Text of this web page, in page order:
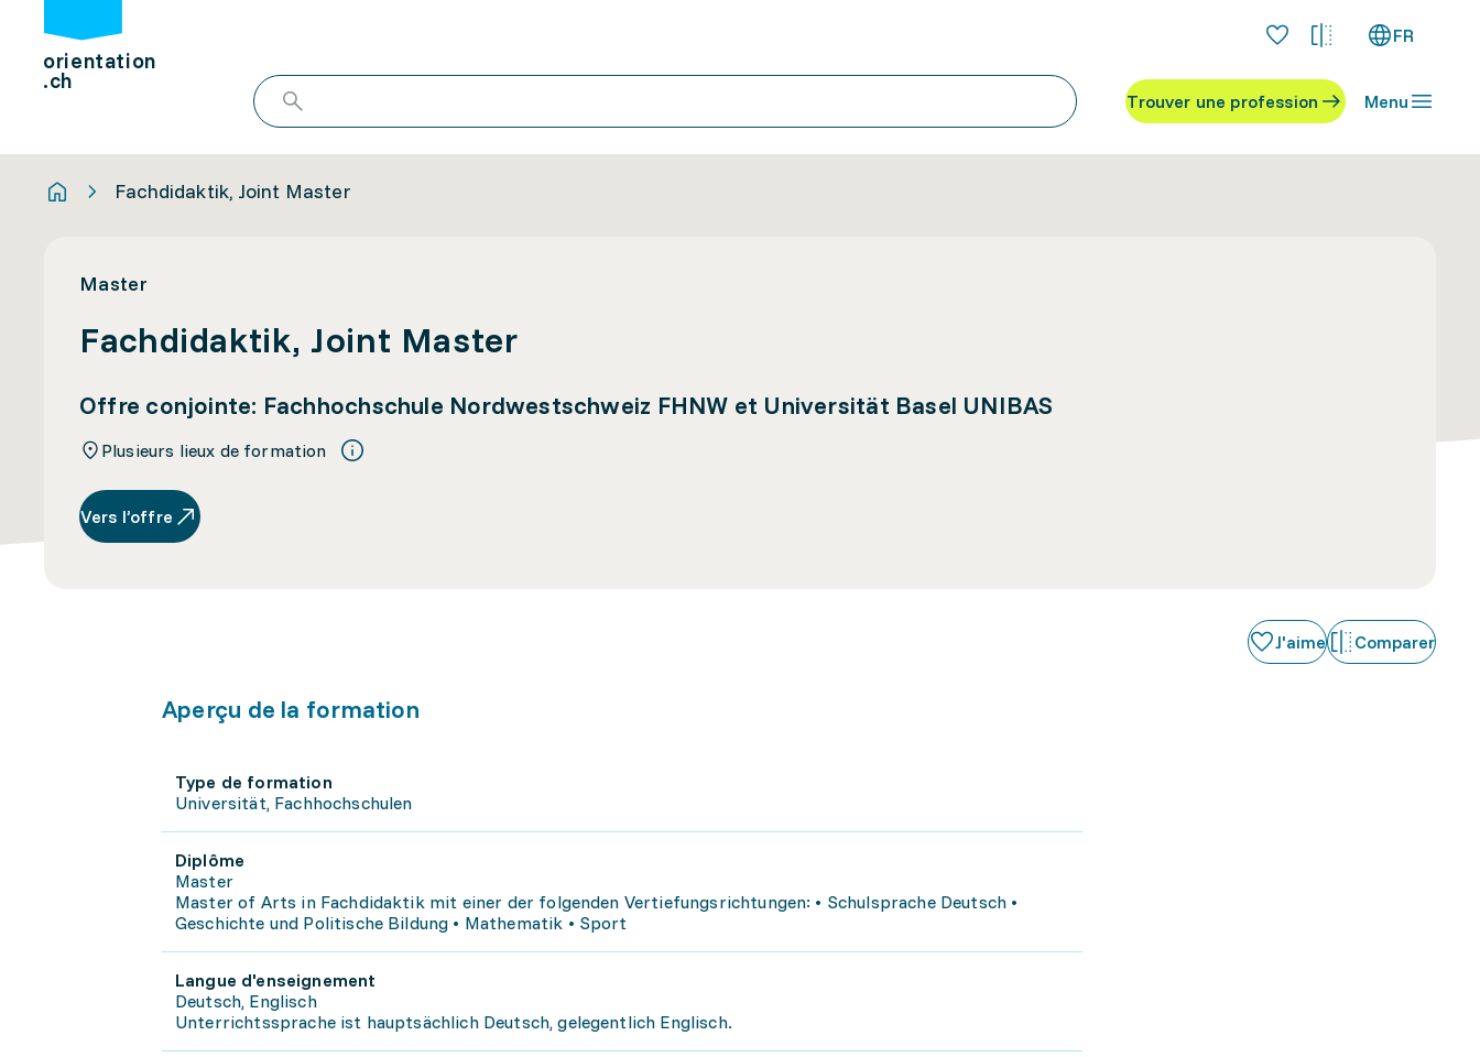
orientation
.ch
FR
Trouver une profession Menu
Fachdidaktik, Joint Master
Master
Fachdidaktik, Joint Master
Offre conjointe: Fachhochschule Nordwestschweiz FHNW et Universität Basel UNIBAS
Plusieurs lieux de formation
Vers l’offre
J'aime Comparer
Aperçu de la formation
Type de formation
Universität, Fachhochschulen
Diplôme
Master
Master of Arts in Fachdidaktik mit einer der folgenden Vertiefungsrichtungen: • Schulsprache Deutsch •
Geschichte und Politische Bildung • Mathematik • Sport
Langue d'enseignement
Deutsch, Englisch
Unterrichtssprache ist hauptsächlich Deutsch, gelegentlich Englisch.